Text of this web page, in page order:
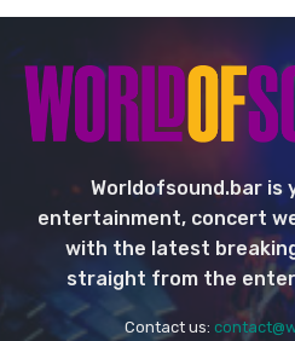
Worldofsound.bar is
entertainment, concert
with the latest
straight from the
Contact us: